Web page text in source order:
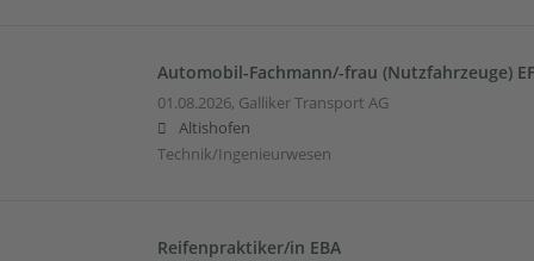
Automobil-Fachmann/-frau (Nutzfahrzeuge)
01.08.2026, Galliker Transport AG
Altishofen
Technik/Ingenieurwesen
Reifenpraktiker/in EBA